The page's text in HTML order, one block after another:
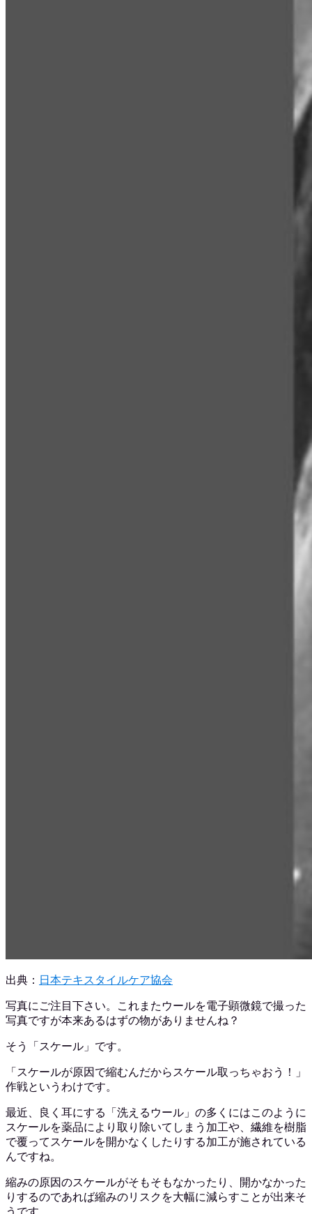
出典： 日本テキスタイルケア協会
写真にご注目下さい。これまたウールを電子顕微鏡で撮った
写真ですが本来あるはずの物がありませんね？
そう「スケール」です。
「スケールが原因で縮むんだからスケール取っちゃおう！」
作戦というわけです。
最近、良く耳にする「洗えるウール」の多くにはこのように
スケールを薬品により取り除いてしまう加工や、繊維を樹脂
で覆ってスケールを開かなくしたりする加工が施されている
んですね。
縮みの原因のスケールがそもそもなかったり、開かなかった
りするのであれば縮みのリスクを大幅に減らすことが出来そ